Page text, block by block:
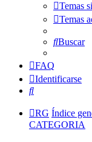
Temas
Temas
Buscar
FAQ
Identificarse
Buscar
RG Índice
CATEGORIA